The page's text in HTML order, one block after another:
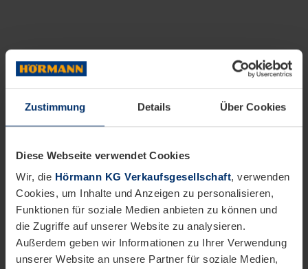
Zustimmung Details Über Cookies
Diese Webseite verwendet Cookies
Wir, die Hörmann KG Verkaufsgesellschaft, verwenden
Cookies, um Inhalte und Anzeigen zu personalisieren,
Funktionen für soziale Medien anbieten zu können und
die Zugriffe auf unserer Website zu analysieren.
Außerdem geben wir Informationen zu Ihrer Verwendung
unserer Website an unsere Partner für soziale Medien,